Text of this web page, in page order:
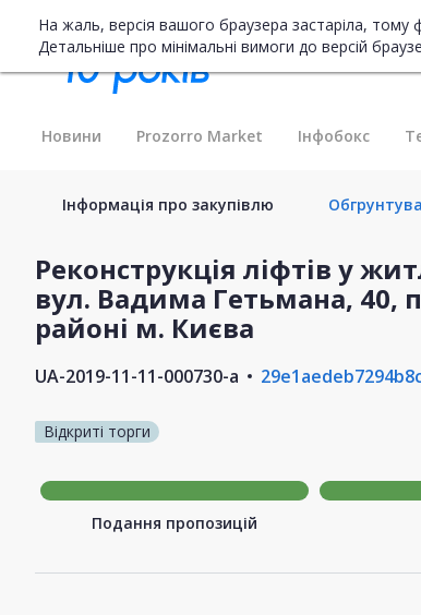
На жаль, версія вашого браузера застаріла,
Детальніше про мінімальні вимоги до версій
Новини Prozorro Market Інфобокс
Інформація про закупівлю
Реконструкція ліфтів у
вул. Вадима Гетьмана, 40,
районі м. Києва
UA-2019-11-11-000730-a
Відкриті торги
Подання пропозицій